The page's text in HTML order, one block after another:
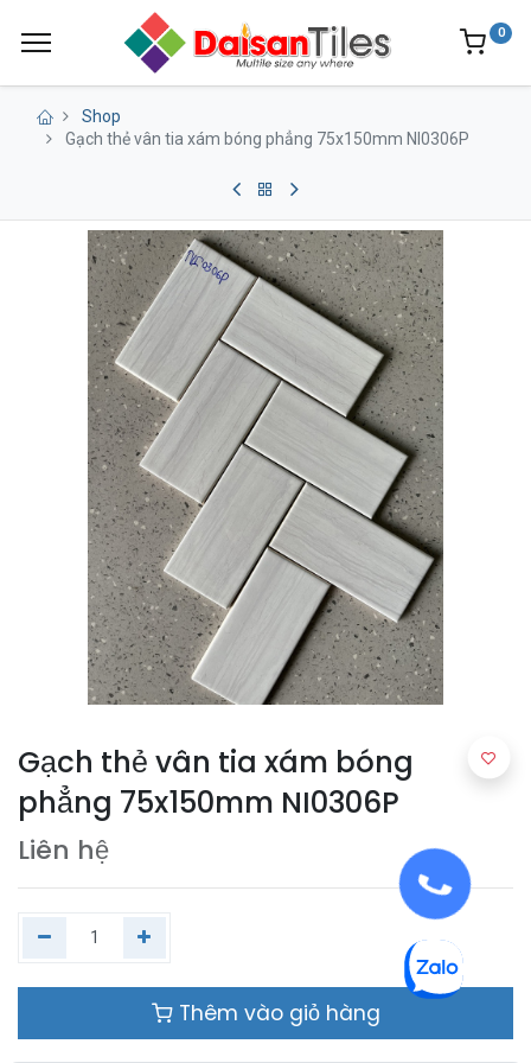
0
Shop
Gạch thẻ vân tia xám bóng phẳng 75x150mm NI0306P
Gạch thẻ vân tia xám bóng
phẳng 75x150mm NI0306P
Liên hệ
Thêm vào giỏ hàng